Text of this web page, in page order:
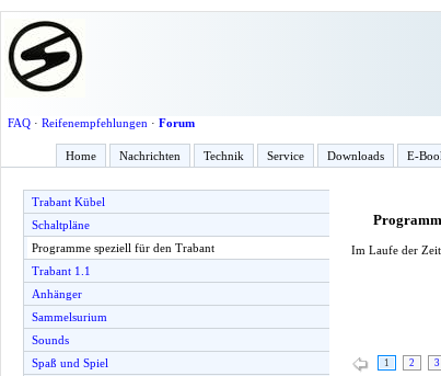
FAQ· Reifenempfehlungen · Forum
Home Nachrichten Technik Service Downloads E-
Trabant Kübel
Schaltpläne
Programme speziell für den Trabant
Trabant 1.1
Anhänger
Sammelsurium
Sounds
Spaß und Spiel
Im Laufe der Zeit
1 2 3